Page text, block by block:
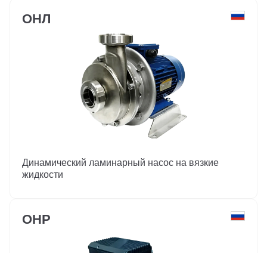
ОНЛ
Динамический ламинарный насос на вязкие
жидкости
ОНР